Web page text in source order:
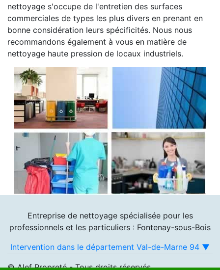
nettoyage s'occupe de l'entretien des surfaces
commerciales de types les plus divers en prenant en
bonne considération leurs spécificités. Nous nous
recommandons également à vous en matière de
nettoyage haute pression de locaux industriels.
Entreprise de nettoyage spécialisée pour les
professionnels et les particuliers : Fontenay-sous-Bois
Intervention dans le département Val-de-Marne 94 ▼
© Alef Propreté - Tous droits réservés